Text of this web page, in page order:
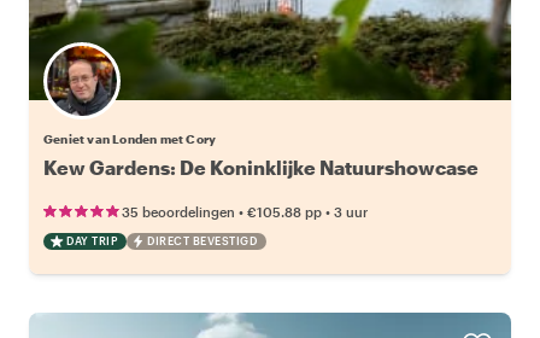
Geniet van Londen met Cory
Kew Gardens: De Koninklijke Natuurshowcase
35 beoordelingen • €105.88 pp • 3 uur
DAY TRIP DIRECT BEVESTIGD